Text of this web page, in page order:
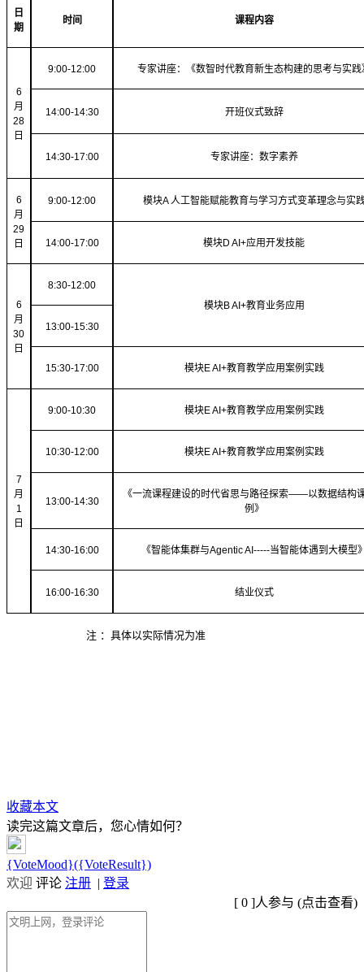
日
期
时间 课程内容
6
月
28
日
9:00-12:00 专家讲座： 《数智时代教育新生态构建的思考与实践
14:00-14:30 开班仪式致辞
14:30-17:00 专家讲座：数字素养
6
月
29
日
9:00-12:00 模块A 人工智能赋能教育与学习方式变革理念与实
14:00-17:00 模块D AI+应用开发技能
6
月
30
日
8:30-12:00
模块B AI+教育业务应用
13:00-15:30
15:30-17:00 模块EAI+教育教学应用案例实践
7
月
1
日
9:00-10:30 模块EAI+教育教学应用案例实践
10:30-12:00 模块EAI+教育教学应用案例实践
13:00-14:30
《一流课程建设的时代省思与路径探索——以数据结构
例》
14:30-16:00 《智能体集群与Agentic AI-----当智能体遇到大模型
16:00-16:30 结业仪式
注 ：具体以实际情况为准
收藏本文
读完这篇文章后，您心情如何？
{VoteMood}({VoteResult})
欢迎 评论 注册 | 登录
[ 0 ]人参与 (点击查看)